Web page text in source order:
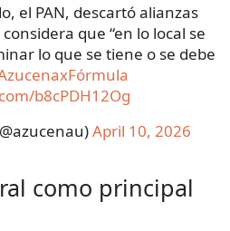
el PAN, descartó alianzas
que “en lo local se
lo que se tiene o se debe
b8cPDH12Og
April 10, 2026
como principal